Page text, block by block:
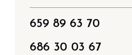
659 89 63 70
686 30 03 67